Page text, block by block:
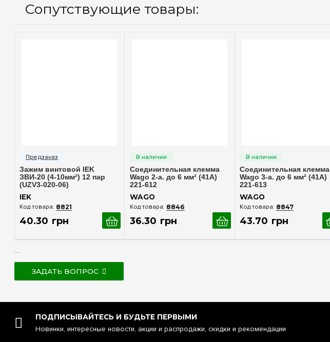
Сопутствующие товары:
Зажим винтовой IEK
ЗВИ-20 (4-10мм²) 12 пар
(UZV3-020-06)
IEK
8821
40.30 грн
Соединительная клемма
Wago 2-а. до 6 мм² (41А)
221-612
WAGO
8846
36.30 грн
Соединительная клемма
Wago 3-а. до 6 мм² (41А)
221-613
WAGO
8847
43.70 грн
...
ЗАДАТЬ ВОПРОС
ПОДПИСЫВАЙТЕСЬ И БУДЬТЕ ПЕРВЫМИ
Новинки, интересные новости, акции и распродажи, скидки и рекомендации